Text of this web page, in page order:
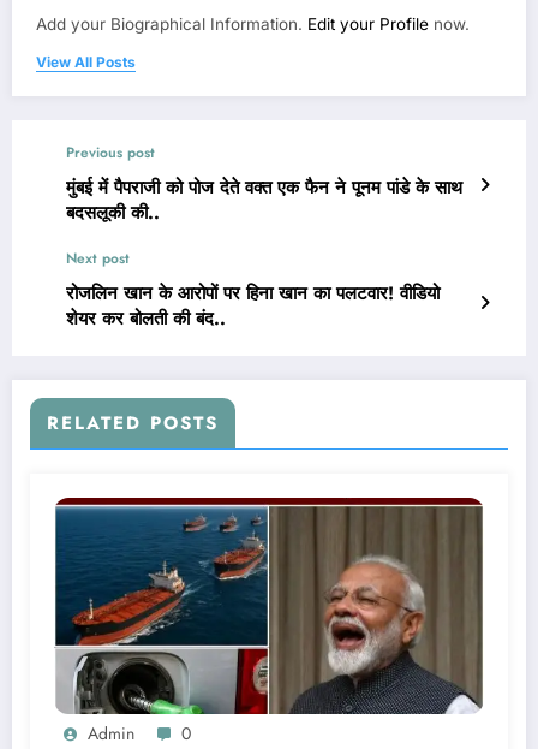
Add your Biographical Information. Edit your Profile now.
View All Posts
Previous post
मुंबई में पैपराजी को पोज देते वक्त एक फैन ने पूनम पांडे के साथ
बदसलूकी की..
Next post
रोजलिन खान के आरोपों पर हिना खान का पलटवार! वीडियो
शेयर कर बोलती की बंद..
RELATED POSTS
Admin 0